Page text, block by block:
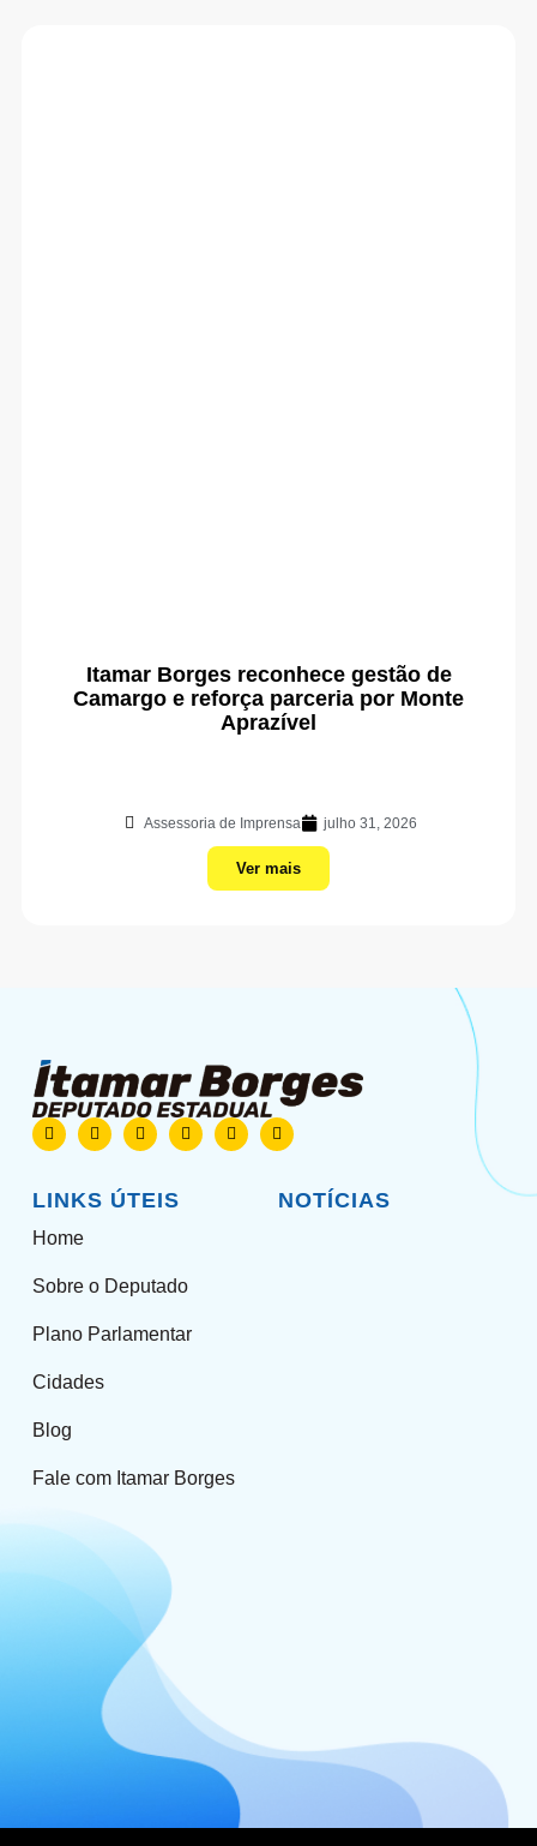
Itamar Borges reconhece gestão de
Camargo e reforça parceria por Monte
Aprazível
Assessoria de Imprensa julho 31, 2026
Ver mais
LINKS ÚTEIS
Home
Sobre o Deputado
Plano Parlamentar
Cidades
Blog
Fale com Itamar Borges
NOTÍCIAS